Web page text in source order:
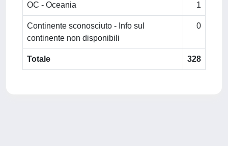
OC - Oceania 1
Continente sconosciuto - Info sul
continente non disponibili
0
Totale 328